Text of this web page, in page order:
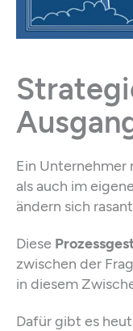
Ein Unternehmer
als auch im
ändern sich
Diese
zwischen der
in diesem
Dafür gibt es